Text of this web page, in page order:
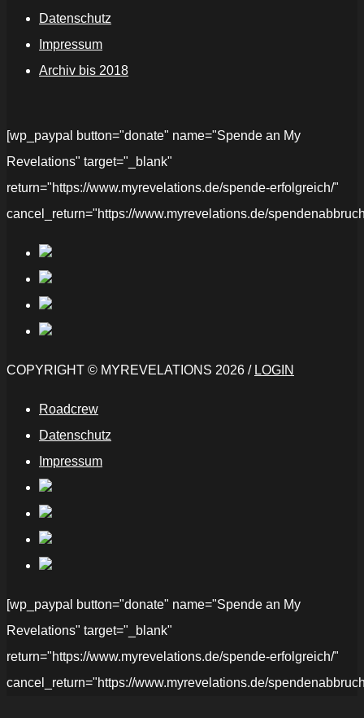
Datenschutz
Impressum
Archiv bis 2018
[wp_paypal button="donate" name="Spende an My
Revelations" target="_blank"
return="https://www.myrevelations.de/spende-erfolgreich/"
cancel_return="https://www.myrevelations.de/
COPYRIGHT © MYREVELATIONS 2026 / LOGIN
Roadcrew
Datenschutz
Impressum
[wp_paypal button="donate" name="Spende an My
Revelations" target="_blank"
return="https://www.myrevelations.de/spende-erfolgreich/"
cancel_return="https://www.myrevelations.de/